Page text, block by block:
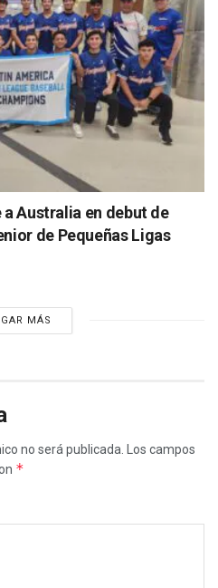
Australia en debut de
de Pequeñas Ligas
MÁS
no será publicada.
Los campos
*